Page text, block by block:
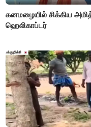
கனமழையில் சிக்கிய
ஹெலிகாப்டர்